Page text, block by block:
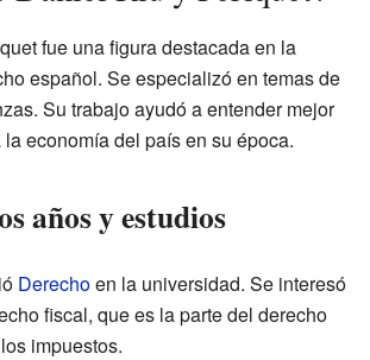
fue una figura destacada en la
español. Se especializó en temas de
Su trabajo ayudó a entender mejor
economía del país en su época.
años y estudios
Derechoen la universidad. Se interesó
fiscal, que es la parte del derecho
impuestos.